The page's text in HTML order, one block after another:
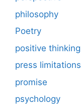
philosophy
Poetry
positive thinking
press limitations
promise
psychology